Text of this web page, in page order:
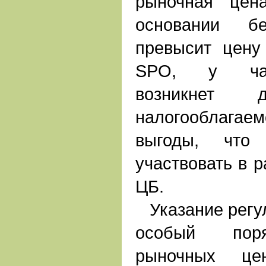
основании
превысит
SPO, у
выгоды, что
участвовать в
ЦБ.
Указание
особый
рыночных